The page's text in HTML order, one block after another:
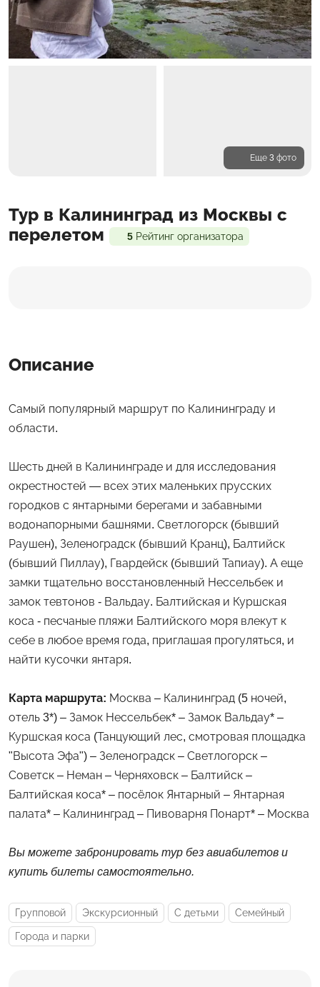
Еще 3 фото
Программа Проживание Входит в стоимость
Тур в Калининград из Москвы с
перелетом
5 Рейтинг организатора
Описание
Самый популярный маршрут по Калининграду и
области.
Шесть дней в Калининграде и для исследования
окрестностей — всех этих маленьких прусских
городков с янтарными берегами и забавными
водонапорными башнями. Светлогорск (бывший
Раушен), Зеленоградск (бывший Кранц), Балтийск
(бывший Пиллау), Гвардейск (бывший Тапиау). А еще
замки тщательно восстановленный Нессельбек и
замок тевтонов - Вальдау. Балтийская и Куршская
коса - песчаные пляжи Балтийского моря влекут к
себе в любое время года, приглашая прогуляться, и
найти кусочки янтаря.
Карта маршрута: Москва – Калининград (5 ночей,
отель 3*) – Замок Нессельбек* – Замок Вальдау* –
Куршская коса (Танцующий лес, смотровая площадка
"Высота Эфа") – Зеленоградск – Светлогорск –
Советск – Неман – Черняховск – Балтийск –
Балтийская коса* – посёлок Янтарный – Янтарная
палата* – Калининград – Пивоварня Понарт* – Москва
Вы можете забронировать тур без авиабилетов и
купить билеты самостоятельно.
Групповой Экскурсионный С детьми Семейный
Города и парки